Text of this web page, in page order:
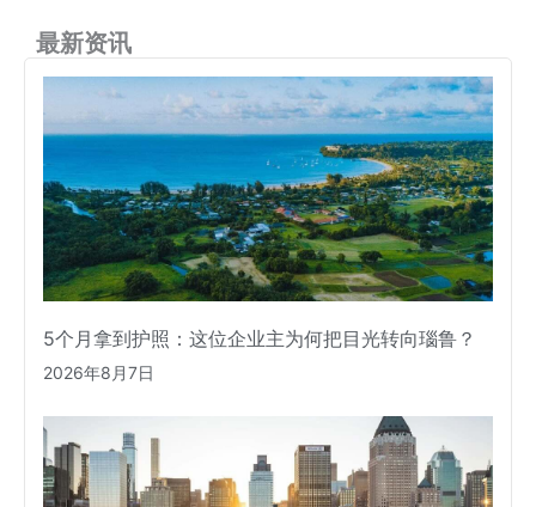
最新资讯
5个月拿到护照：这位企业主为何把目光转向瑙鲁？
2026年8月7日